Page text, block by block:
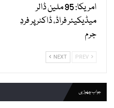
امریکا: 95 ملین ڈالر
میڈیکیئر فراڈ، ڈاکٹر پر فردِ
جرم
NEXT
جواب چھوڑیں